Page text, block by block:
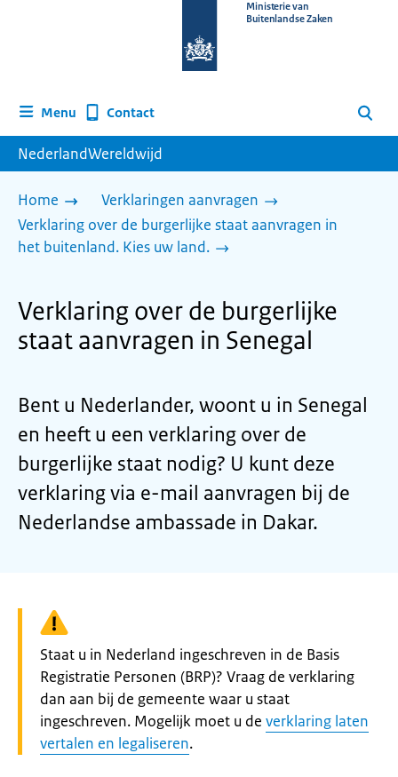
homepage
Ministerie van
Buitenlandse Zaken
Menu Contact Zoeken
NederlandWereldwijd
Home
Verklaringen aanvragen
Verklaring over de burgerlijke staat aanvragen in
het buitenland. Kies uw land.
Verklaring over de burgerlijke
staat aanvragen in Senegal
Bent u Nederlander, woont u in Senegal
en heeft u een verklaring over de
burgerlijke staat nodig? U kunt deze
verklaring via e-mail aanvragen bij de
Nederlandse ambassade in Dakar.
Waarschuwing:
Staat u in Nederland ingeschreven in de Basis
Registratie Personen (BRP)? Vraag de verklaring
dan aan bij de gemeente waar u staat
ingeschreven. Mogelijk moet u de verklaring laten
vertalen en legaliseren.